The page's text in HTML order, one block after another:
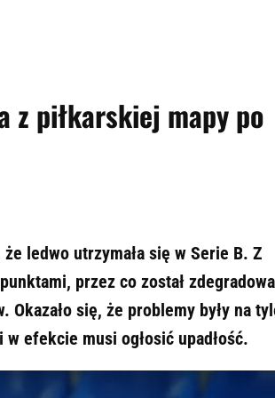
z piłkarskiej mapy po
ledwo utrzymała się w Serie B. Z
przez co został
się, że problemy były na
w efekcie musi ogłosić upadłość.